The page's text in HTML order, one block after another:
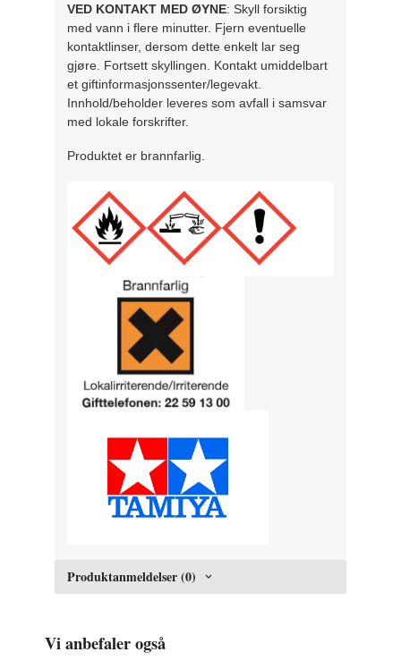
VED KONTAKT MED ØYNE: Skyll forsiktig
med vann i flere minutter. Fjern eventuelle
kontaktlinser, dersom dette enkelt lar seg
gjøre. Fortsett skyllingen. Kontakt umiddelbart
et giftinformasjonssenter/legevakt.
Innhold/beholder leveres som avfall i samsvar
med lokale forskrifter.
Produktet er brannfarlig.
Produktanmeldelser (0)
Vi anbefaler også